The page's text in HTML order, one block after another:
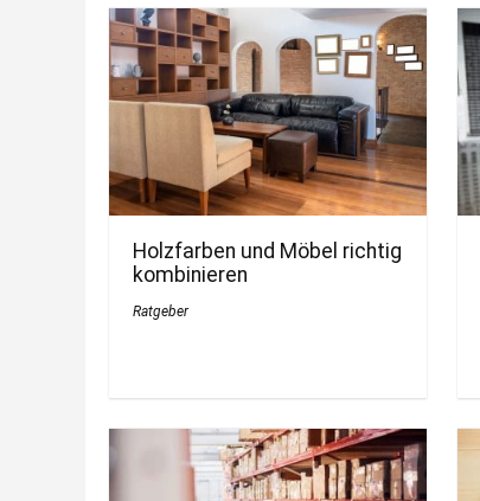
Holzfarben und Möbel richtig
kombinieren
Ratgeber